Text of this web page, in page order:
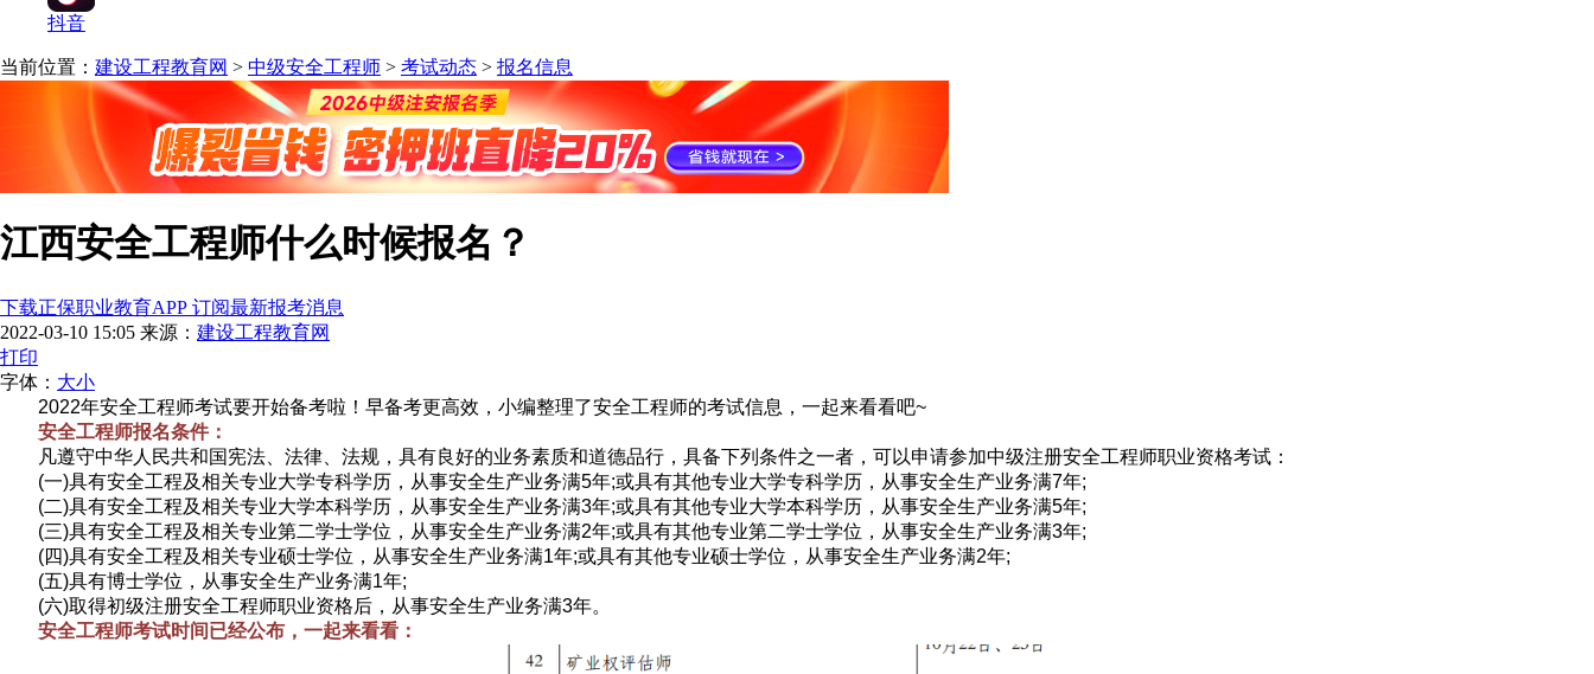
抖音
当前位置： 建设工程教育网 > 中级安全工程师 > 考试动态 > 报名信息
江西安全工程师什么时候报名？
下载正保职业教育APP 订阅最新报考消息
2022-03-10 15:05 来源： 建设工程教育网
打印
字体： 大小
2022年安全工程师考试要开始备考啦！早备考更高效，小编整理了安全工程师的考试信息，一起来看看吧~
安全工程师报名条件：
凡遵守中华人民共和国宪法、法律、法规，具有良好的业务素质和道德品行，具备下列条件之一者，可以申请参加中级注册安全工程师职业资格考试：
(一)具有安全工程及相关专业大学专科学历，从事安全生产业务满5年;或具有其他专业大学专科学历，从事安全生产业务满7年;
(二)具有安全工程及相关专业大学本科学历，从事安全生产业务满3年;或具有其他专业大学本科学历，从事安全生产业务满5年;
(三)具有安全工程及相关专业第二学士学位，从事安全生产业务满2年;或具有其他专业第二学士学位，从事安全生产业务满3年;
(四)具有安全工程及相关专业硕士学位，从事安全生产业务满1年;或具有其他专业硕士学位，从事安全生产业务满2年;
(五)具有博士学位，从事安全生产业务满1年;
(六)取得初级注册安全工程师职业资格后，从事安全生产业务满3年。
安全工程师考试时间已经公布，一起来看看：